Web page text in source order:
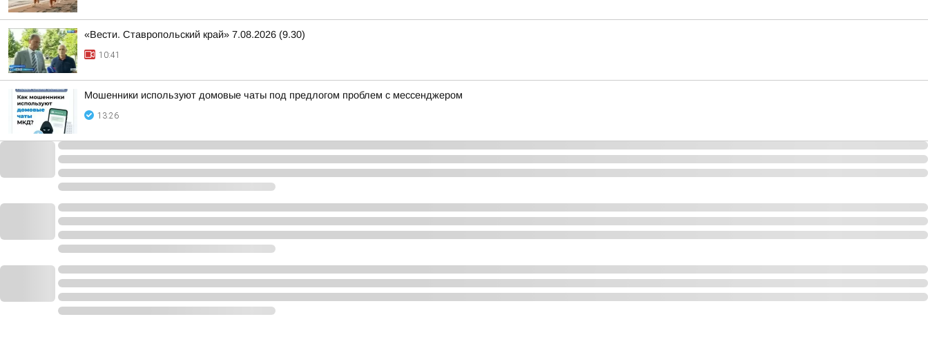
«Вести. Ставропольский край» 7.08.2026 (9.30)
10:41
Мошенники используют домовые чаты под предлогом проблем с мессенджером
13:26